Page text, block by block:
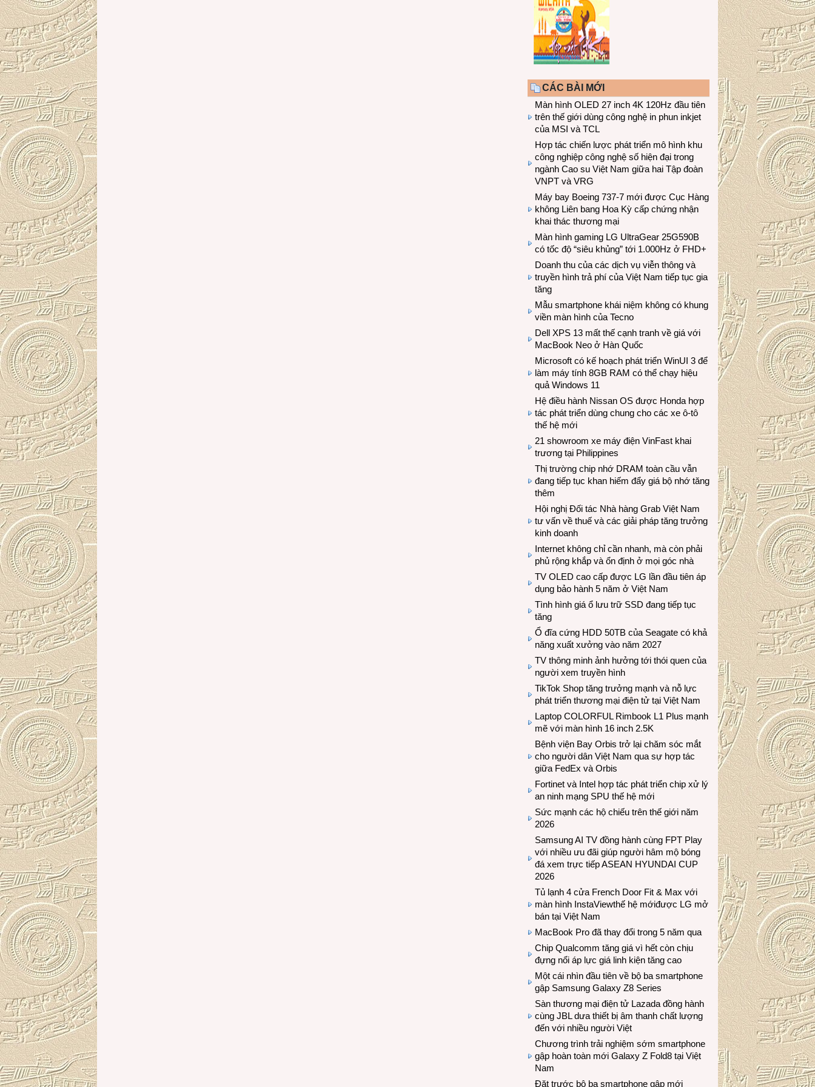
CÁC BÀI MỚI
Màn hình OLED 27 inch 4K 120Hz đầu tiên
trên thế giới dùng công nghệ in phun inkjet
của MSI và TCL
Hợp tác chiến lược phát triển mô hình khu
công nghiệp công nghệ số hiện đại trong
ngành Cao su Việt Nam giữa hai Tập đoàn
VNPT và VRG
Máy bay Boeing 737-7 mới được Cục Hàng
không Liên bang Hoa Kỳ cấp chứng nhận
khai thác thương mại
Màn hình gaming LG UltraGear 25G590B
có tốc độ “siêu khủng” tới 1.000Hz ở FHD+
Doanh thu của các dịch vụ viễn thông và
truyền hình trả phí của Việt Nam tiếp tục gia
tăng
Mẫu smartphone khái niệm không có khung
viền màn hình của Tecno
Dell XPS 13 mất thế cạnh tranh về giá với
MacBook Neo ở Hàn Quốc
Microsoft có kế hoạch phát triển WinUI 3 để
làm máy tính 8GB RAM có thể chạy hiệu
quả Windows 11
Hệ điều hành Nissan OS được Honda hợp
tác phát triển dùng chung cho các xe ô-tô
thế hệ mới
21 showroom xe máy điện VinFast khai
trương tại Philippines
Thị trường chip nhớ DRAM toàn cầu vẫn
đang tiếp tục khan hiếm đẩy giá bộ nhớ tăng
thêm
Hội nghị Đối tác Nhà hàng Grab Việt Nam
tư vấn về thuế và các giải pháp tăng trưởng
kinh doanh
Internet không chỉ cần nhanh, mà còn phải
phủ rộng khắp và ổn định ở mọi góc nhà
TV OLED cao cấp được LG lần đầu tiên áp
dụng bảo hành 5 năm ở Việt Nam
Tình hình giá ổ lưu trữ SSD đang tiếp tục
tăng
Ổ đĩa cứng HDD 50TB của Seagate có khả
năng xuất xưởng vào năm 2027
TV thông minh ảnh hưởng tới thói quen của
người xem truyền hình
TikTok Shop tăng trưởng mạnh và nỗ lực
phát triển thương mại điện tử tại Việt Nam
Laptop COLORFUL Rimbook L1 Plus mạnh
mẽ với màn hình 16 inch 2.5K
Bệnh viện Bay Orbis trở lại chăm sóc mắt
cho người dân Việt Nam qua sự hợp tác
giữa FedEx và Orbis
Fortinet và Intel hợp tác phát triển chip xử lý
an ninh mạng SPU thế hệ mới
Sức mạnh các hộ chiếu trên thế giới năm
2026
Samsung AI TV đồng hành cùng FPT Play
với nhiều ưu đãi giúp người hâm mộ bóng
đá xem trực tiếp ASEAN HYUNDAI CUP
2026
Tủ lạnh 4 cửa French Door Fit & Max với
màn hình InstaViewthế hệ mớiđược LG mở
bán tại Việt Nam
MacBook Pro đã thay đổi trong 5 năm qua
Chip Qualcomm tăng giá vì hết còn chịu
đựng nổi áp lực giá linh kiện tăng cao
Một cái nhìn đầu tiên về bộ ba smartphone
gập Samsung Galaxy Z8 Series
Sàn thương mại điện tử Lazada đồng hành
cùng JBL dưa thiết bị âm thanh chất lượng
đến với nhiều người Việt
Chương trình trải nghiệm sớm smartphone
gập hoàn toàn mới Galaxy Z Fold8 tại Việt
Nam
Đặt trước bộ ba smartphone gập mới